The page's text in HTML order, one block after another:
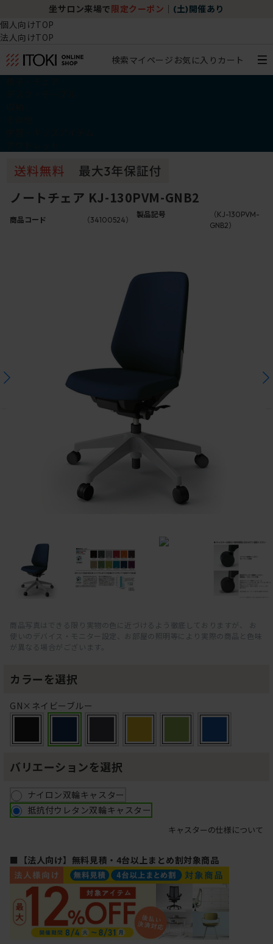
坐サロン来場で 限定クーポン (土)開催あり
個人向けTOP
法人向けTOP
検索マイページ お気に入り カート
ノートチェア KJ-130PVM-GNB2
商品コード （34100524）
製品記号
（KJ-130PVM-
GNB2）
商品写真はできる限り実物の色に近づけるよう徹底しておりますが、 お
使いのデバイス・モニター設定、お部屋の照明等により実際の商品と色味
が異なる場合がございます。
カラーを選択
GN×ネイビーブルー
バリエーションを選択
ナイロン双輪キャスター
抵抗付ウレタン双輪キャスター
キャスターの仕様について
■【法人向け】無料見積・4台以上まとめ割対象商品